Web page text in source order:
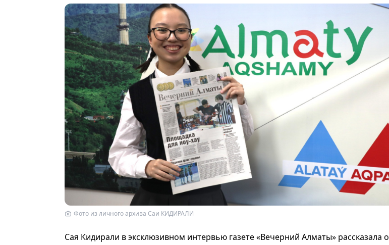
Фото из личного архива Саи КИДИРАЛИ
Сая Кидирали в эксклюзивном интервью газете «Вечерний Алматы» рассказала о